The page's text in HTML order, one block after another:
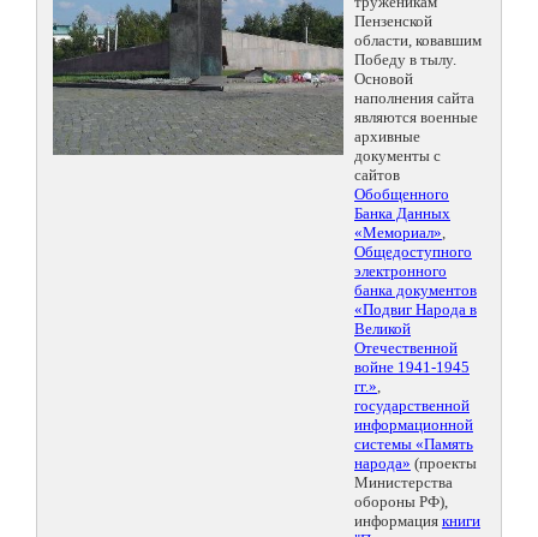
Пензенской
области, ковавшим
Победу в тылу.
Основой
наполнения сайта
являются военные
архивные
документы с
сайтов
Обобщенного
Банка Данных
«Мемориал»,
Общедоступного
электронного
банка документов
«Подвиг Народа в
Великой
Отечественной
войне 1941-1945
гг.»,
государственной
информационной
системы «Память
народа» (проекты
Министерства
обороны РФ),
информация книги